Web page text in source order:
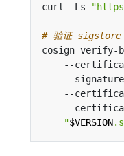
curl -Ls
# 验证 sigstore
cosign verify-
--
    --signature
--
--
"$VERSION